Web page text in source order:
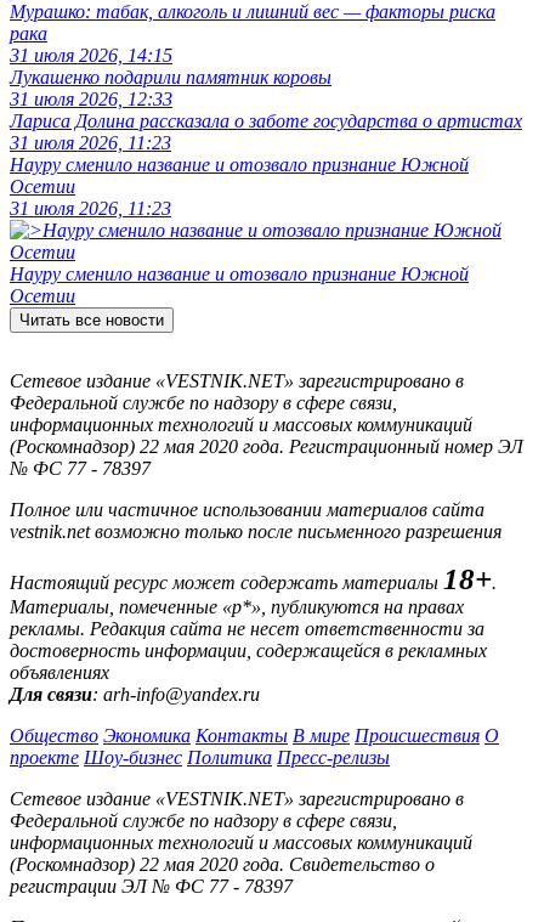
Мурашко: табак, алкоголь и лишний вес — факторы риска
рака
31 июля 2026, 14:15
Лукашенко подарили памятник коровы
31 июля 2026, 12:33
Лариса Долина рассказала о заботе государства о артистах
31 июля 2026, 11:23
Науру сменило название и отозвало признание Южной
Осетии
31 июля 2026, 11:23
Науру сменило название и отозвало признание Южной
Осетии
Читать все новости
Сетевое издание «VESTNIK.NET» зарегистрировано в
Федеральной службе по надзору в сфере связи,
информационных технологий и массовых коммуникаций
(Роскомнадзор) 22 мая 2020 года. Регистрационный номер ЭЛ
№ ФС 77 - 78397
Полное или частичное использовании материалов сайта
vestnik.net возможно только после письменного разрешения
Настоящий ресурс может содержать материалы 18+.
Материалы, помеченные «р*», публикуются на правах
рекламы. Редакция сайта не несет ответственности за
достоверность информации, содержащейся в рекламных
объявлениях
Для связи: arh-info@yandex.ru
Общество Экономика Контакты В мире Происшествия О
проекте Шоу-бизнес Политика Пресс-релизы
Сетевое издание «VESTNIK.NET» зарегистрировано в
Федеральной службе по надзору в сфере связи,
информационных технологий и массовых коммуникаций
(Роскомнадзор) 22 мая 2020 года. Свидетельство о
регистрации ЭЛ № ФС 77 - 78397